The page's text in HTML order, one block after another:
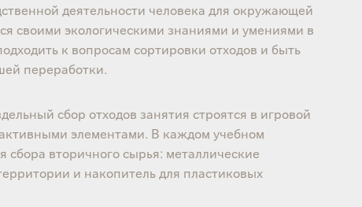
деятельности человека для окружающей
своими экологическими знаниями и умениями в
к вопросам сортировки отходов и быть
переработки.
сбор отходов занятия строятся в игровой
элементами. В каждом учебном
вторичного сырья: металлические
и накопитель для пластиковых